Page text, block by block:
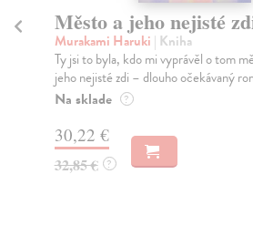
Město a jeho nejisté
Murakami Haruki | Kniha
Ty jsi to byla, kdo mi vyprávěl o tom
jeho nejisté zdi – dlouho očekávaný
Na sklade ?
30,22 €
32,85 € ?